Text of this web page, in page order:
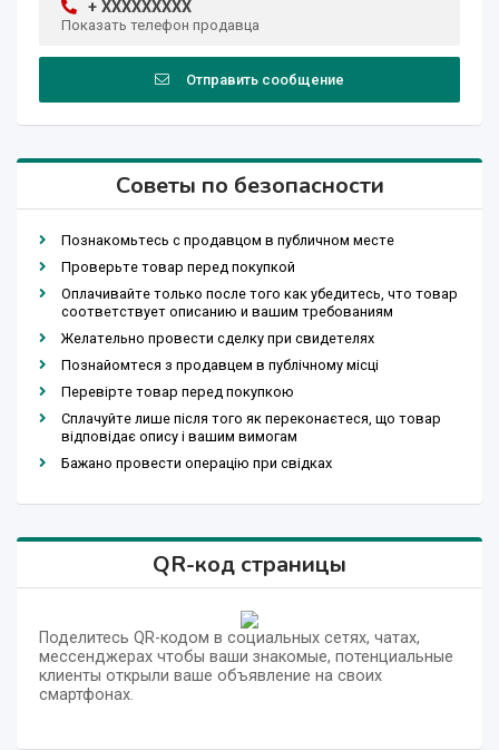
+ XXXXXXXXX
Показать телефон продавца
Отправить сообщение
Советы по безопасности
Познакомьтесь с продавцом в публичном месте
Проверьте товар перед покупкой
Оплачивайте только после того как убедитесь, что товар
соответствует описанию и вашим требованиям
Желательно провести сделку при свидетелях
Познайомтеся з продавцем в публічному місці
Перевірте товар перед покупкою
Сплачуйте лише після того як переконаєтеся, що товар
відповідає опису і вашим вимогам
Бажано провести операцію при свідках
QR-код страницы
Поделитесь QR-кодом в социальных сетях, чатах,
мессенджерах чтобы ваши знакомые, потенциальные
клиенты открыли ваше объявление на своих
смартфонах.